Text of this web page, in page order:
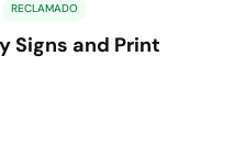
RECLAMADO
Signs and Print